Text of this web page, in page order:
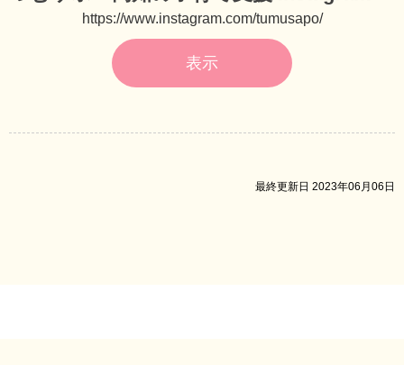
https://www.instagram.com/tumusapo/
表示
最終更新日 2023年06月06日